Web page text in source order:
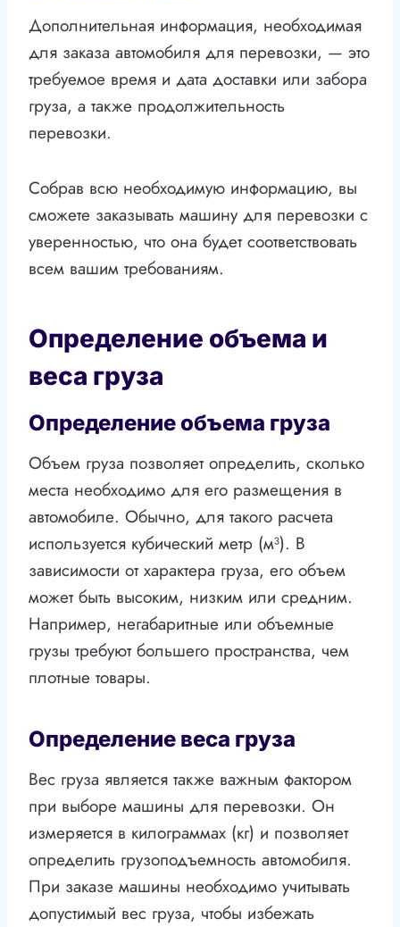
Дополнительная информация, необходимая
для заказа автомобиля для перевозки, — это
требуемое время и дата доставки или забора
груза, а также продолжительность
перевозки.
Собрав всю необходимую информацию, вы
сможете заказывать машину для перевозки с
уверенностью, что она будет соответствовать
всем вашим требованиям.
Определение объема и
веса груза
Определение объема груза
Объем груза позволяет определить, сколько
места необходимо для его размещения в
автомобиле. Обычно, для такого расчета
используется кубический метр (м³). В
зависимости от характера груза, его объем
может быть высоким, низким или средним.
Например, негабаритные или объемные
грузы требуют большего пространства, чем
плотные товары.
Определение веса груза
Вес груза является также важным фактором
при выборе машины для перевозки. Он
измеряется в килограммах (кг) и позволяет
определить грузоподъемность автомобиля.
При заказе машины необходимо учитывать
допустимый вес груза, чтобы избежать